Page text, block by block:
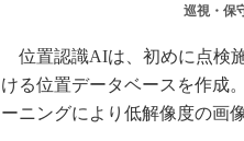
巡視・保
位置認識AIは、初めに点検
ける位置データベースを作成
ーニングにより低解像度の画